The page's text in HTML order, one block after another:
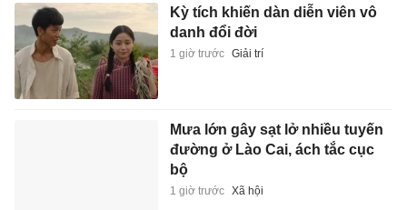
Kỳ tích khiến dàn diễn viên vô
danh đổi đời
1 giờ trước Giải trí
Mưa lớn gây sạt lở nhiều tuyến
đường ở Lào Cai, ách tắc cục
bộ
1 giờ trước Xã hội